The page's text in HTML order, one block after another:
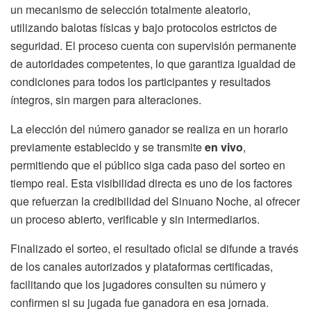
un mecanismo de selección totalmente aleatorio,
utilizando balotas físicas y bajo protocolos estrictos de
seguridad. El proceso cuenta con supervisión permanente
de autoridades competentes, lo que garantiza igualdad de
condiciones para todos los participantes y resultados
íntegros, sin margen para alteraciones.
La elección del número ganador se realiza en un horario
previamente establecido y se transmiteen vivo,
permitiendo que el público siga cada paso del sorteo en
tiempo real. Esta visibilidad directa es uno de los factores
que refuerzan la credibilidad del Sinuano Noche, al ofrecer
un proceso abierto, verificable y sin intermediarios.
Finalizado el sorteo, el resultado oficial se difunde a través
de los canales autorizados y plataformas certificadas,
facilitando que los jugadores consulten su número y
confirmen si su jugada fue ganadora en esa jornada.